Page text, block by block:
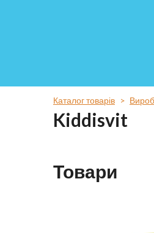
Каталог товарів
Kiddisvit
Товари